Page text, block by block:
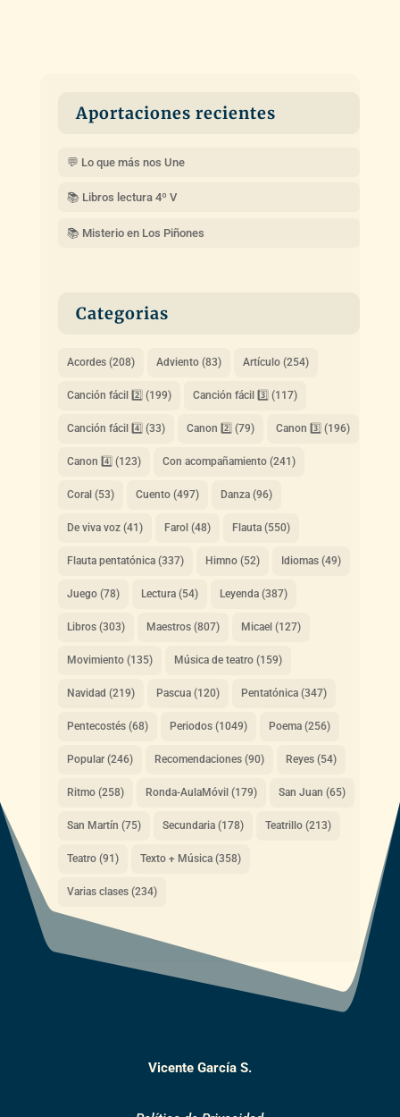
Aportaciones recientes
💬 Lo que más nos Une
📚 Libros lectura 4º V
📚 Misterio en Los Piñones
Categorias
Acordes(208) Adviento(83) Artículo(254)
Canción fácil 2️⃣ (199) Canción fácil 3️⃣ (117)
Canción fácil 4️⃣ (33) Canon 2️⃣ (79) Canon 3️⃣ (196)
Canon 4️⃣ (123) Con acompañamiento(241)
Coral(53) Cuento(497) Danza(96)
De viva voz(41) Farol(48) Flauta(550)
Flauta pentatónica(337) Himno(52) Idiomas(49)
Juego(78) Lectura(54) Leyenda(387)
Libros(303) Maestros(807) Micael(127)
Movimiento(135) Música de teatro(159)
Navidad (219) Pascua(120) Pentatónica(347)
Pentecostés(68) Periodos(1049) Poema(256)
Popular(246) Recomendaciones(90) Reyes(54)
Ritmo(258) Ronda-AulaMóvil(179) San Juan (65)
San Martín (75) Secundaria(178) Teatrillo(213)
Teatro(91) Texto + Música(358)
Varias clases(234)
Vicente García S.